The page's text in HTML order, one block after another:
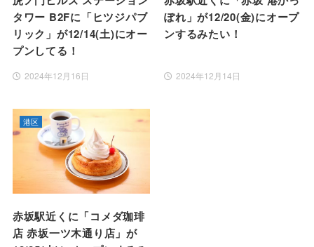
タワー B2Fに「ヒツジパブ
リック」が12/14(土)にオー
プンしてる！
2024年12月16日
ぽれ」が12/20(金)にオープ
ンするみたい！
2024年12月14日
赤坂駅近くに「コメダ珈琲
店 赤坂一ツ木通り店」が
港区